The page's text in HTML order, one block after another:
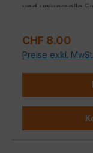
und universelle
Regulärer Preis:
CHF 8.00
Preise exkl.